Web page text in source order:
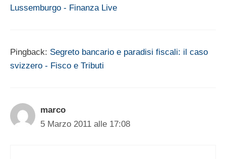
Lussemburgo - Finanza Live
Pingback: Segreto bancario e paradisi fiscali: il caso
svizzero - Fisco e Tributi
marco
5 Marzo 2011 alle 17:08